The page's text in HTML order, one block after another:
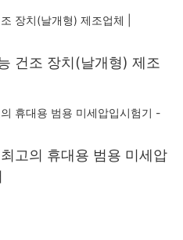
건조 장치(날개형) 제조
고의 휴대용 범용 미세압